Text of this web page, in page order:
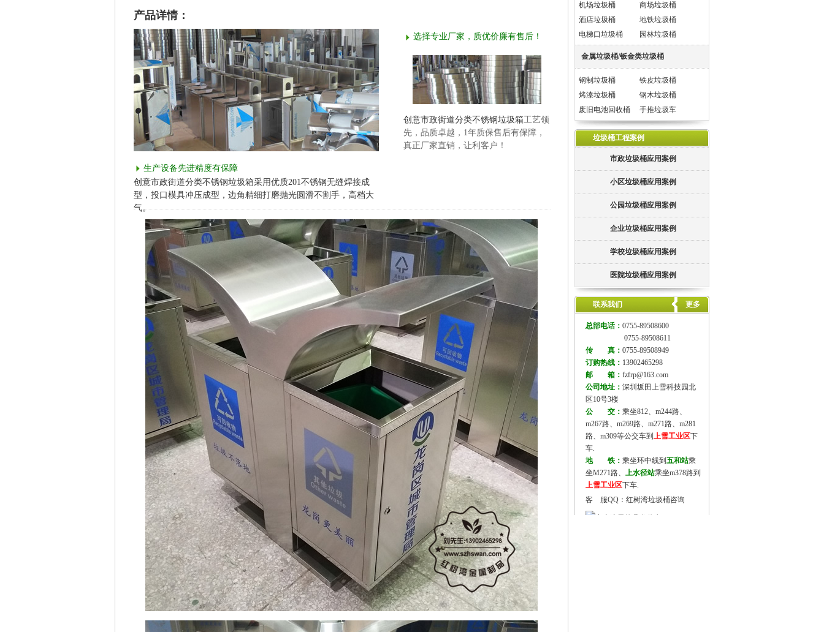
产品详情：
生产设备先进精度有保障
创意市政街道分类不锈钢垃圾箱采用优质201不锈钢无缝焊接成
型，投口模具冲压成型，边角精细打磨抛光圆滑不割手，高档大
气。
选择专业厂家，质优价廉有售后！
创意市政街道分类不锈钢垃圾箱工艺领
先，品质卓越，1年质保售后有保障，
真正厂家直销，让利客户！
机场垃圾桶
商场垃圾桶
酒店垃圾桶
地铁垃圾桶
电梯口垃圾桶
园林垃圾桶
金属垃圾桶/钣金类垃圾桶
钢制垃圾桶
铁皮垃圾桶
烤漆垃圾桶
钢木垃圾桶
废旧电池回收桶
手推垃圾车
垃圾桶工程案例
市政垃圾桶应用案例
小区垃圾桶应用案例
公园垃圾桶应用案例
企业垃圾桶应用案例
学校垃圾桶应用案例
医院垃圾桶应用案例